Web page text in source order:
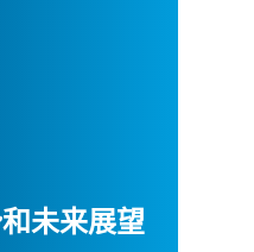
未来展望